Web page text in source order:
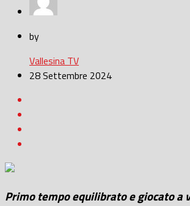
by
Vallesina TV
28 Settembre 2024
Primo tempo equilibrato e giocato a